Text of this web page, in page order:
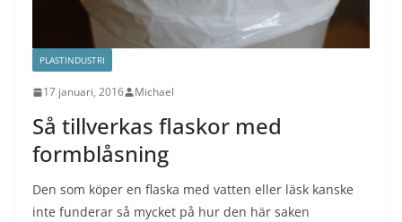
PLASTINDUSTRI
17 januari, 2016 Michael
Så tillverkas flaskor med
formblåsning
Den som köper en flaska med vatten eller läsk kanske
inte funderar så mycket på hur den här saken